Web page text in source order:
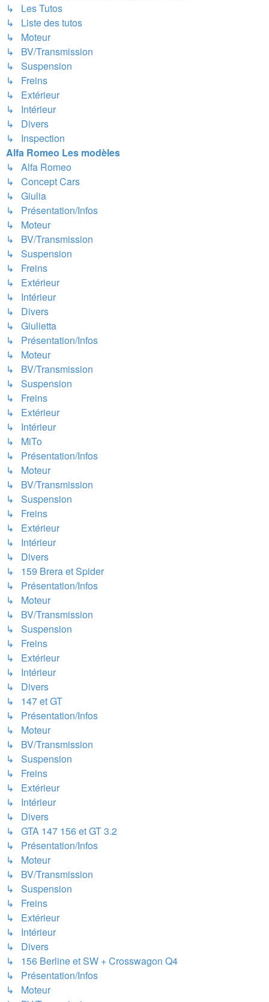
↳ Les Tutos
↳ Liste des tutos
↳ Moteur
↳ BV/Transmission
↳ Suspension
↳ Freins
↳ Extérieur
↳ Intérieur
↳ Divers
↳ Inspection
Alfa Romeo Les modèles
↳ Alfa Romeo
↳ Concept Cars
↳ Giulia
↳ Présentation/Infos
↳ Moteur
↳ BV/Transmission
↳ Suspension
↳ Freins
↳ Extérieur
↳ Intérieur
↳ Divers
↳ Giulietta
↳ Présentation/Infos
↳ Moteur
↳ BV/Transmission
↳ Suspension
↳ Freins
↳ Extérieur
↳ Intérieur
↳ MiTo
↳ Présentation/Infos
↳ Moteur
↳ BV/Transmission
↳ Suspension
↳ Freins
↳ Extérieur
↳ Intérieur
↳ Divers
↳ 159 Brera et Spider
↳ Présentation/Infos
↳ Moteur
↳ BV/Transmission
↳ Suspension
↳ Freins
↳ Extérieur
↳ Intérieur
↳ Divers
↳ 147 et GT
↳ Présentation/Infos
↳ Moteur
↳ BV/Transmission
↳ Suspension
↳ Freins
↳ Extérieur
↳ Intérieur
↳ Divers
↳ GTA 147 156 et GT 3.2
↳ Présentation/Infos
↳ Moteur
↳ BV/Transmission
↳ Suspension
↳ Freins
↳ Extérieur
↳ Intérieur
↳ Divers
↳ 156 Berline et SW + Crosswagon Q4
↳ Présentation/Infos
↳ Moteur